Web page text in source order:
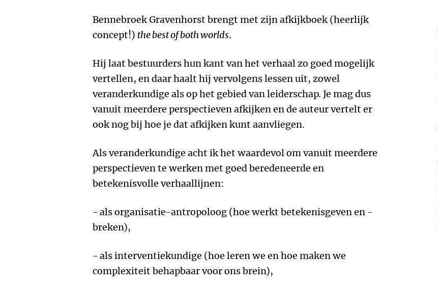
Bennebroek Gravenhorst brengt met zijn afkijkboek (heerlijk
concept!) the best of both worlds.
Hij laat bestuurders hun kant van het verhaal zo goed mogelijk
vertellen, en daar haalt hij vervolgens lessen uit, zowel
veranderkundige als op het gebied van leiderschap. Je mag dus
vanuit meerdere perspectieven afkijken en de auteur vertelt er
ook nog bij hoe je dat afkijken kunt aanvliegen.
Als veranderkundige acht ik het waardevol om vanuit meerdere
perspectieven te werken met goed beredeneerde en
betekenisvolle verhaallijnen:
- als organisatie-antropoloog (hoe werkt betekenisgeven en -
breken),
- als interventiekundige (hoe leren we en hoe maken we
complexiteit behapbaar voor ons brein),